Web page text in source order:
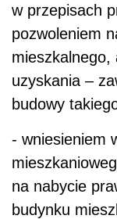
w przepisach
pozwoleniem
mieszkalnego,
uzyskania –
budowy
- wniesieniem
na nabycie
budynku